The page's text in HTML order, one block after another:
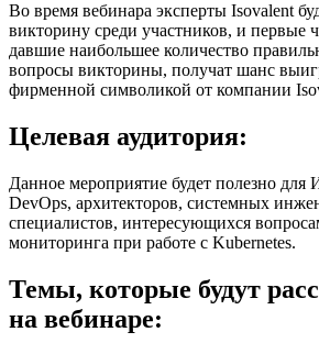
Во время вебинара эксперты Isovalent
викторину среди участников, и первые
давшие наибольшее количество
вопросы викторины, получат шанс
фирменной символикой от компании
Целевая аудитория:
Данное мероприятие будет полезно для
DevOps, архитекторов, системных
специалистов, интересующихся
мониторинга при работе с Kubernetes.
Темы, которые будут
на вебинаре: